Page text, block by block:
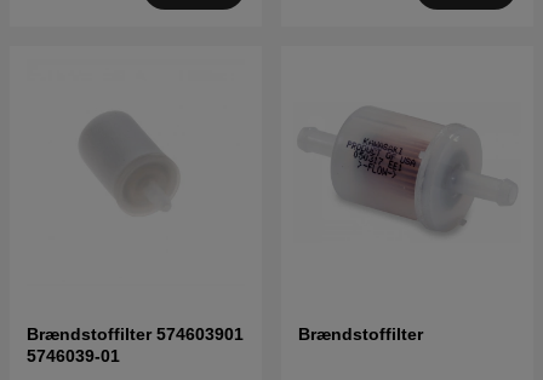
Brændstoffilter 574603901
5746039-01
Brændstoffilter